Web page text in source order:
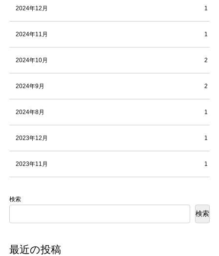
2024年12月 1
2024年11月 1
2024年10月 2
2024年9月 2
2024年8月 1
2023年12月 1
2023年11月 1
検索
検索
最近の投稿